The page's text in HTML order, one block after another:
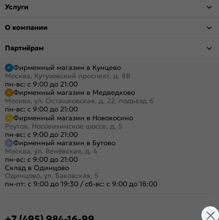
Услуги
О компании
Партнёрам
Фирменный магазин в Кунцево
Москва, Кутузовский проспект, д. 88
пн-вс: с 9:00 до 21:00
Фирменный магазин в Медведково
Москва, ул. Осташковская, д. 22, подъезд 6
пн-вс: с 9:00 до 21:00
Фирменный магазин в Новокосино
Реутов, Носовихинское шоссе, д. 5
пн-вс: с 9:00 до 21:00
Фирменный магазин в Бутово
Москва, ул. Венёвская, д. 4
пн-вс: с 9:00 до 21:00
Склад в Одинцово
Одинцово, ул. Баковская, 5
пн-пт: с 9:00 до 19:30 / сб-вс: с 9:00 до 18:00